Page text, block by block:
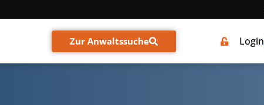
Zur Anwaltssuche Login